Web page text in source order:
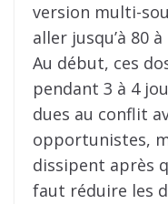
version multi-
aller jusqu’à 80
Au début, ces
pendant 3 à 4
dues au conflit
opportunistes,
dissipent après
faut réduire les